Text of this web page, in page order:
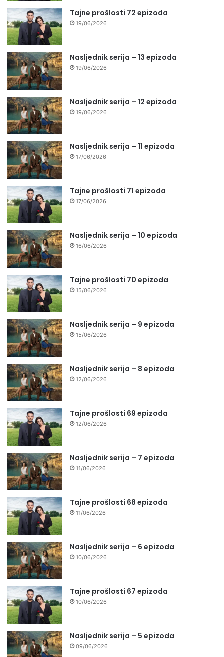
Tajne prošlosti 72 epizoda
19/06/2026
Nasljednik serija – 13 epizoda
19/06/2026
Nasljednik serija – 12 epizoda
19/06/2026
Nasljednik serija – 11 epizoda
17/06/2026
Tajne prošlosti 71 epizoda
17/06/2026
Nasljednik serija – 10 epizoda
16/06/2026
Tajne prošlosti 70 epizoda
15/06/2026
Nasljednik serija – 9 epizoda
15/06/2026
Nasljednik serija – 8 epizoda
12/06/2026
Tajne prošlosti 69 epizoda
12/06/2026
Nasljednik serija – 7 epizoda
11/06/2026
Tajne prošlosti 68 epizoda
11/06/2026
Nasljednik serija – 6 epizoda
10/06/2026
Tajne prošlosti 67 epizoda
10/06/2026
Nasljednik serija – 5 epizoda
09/06/2026